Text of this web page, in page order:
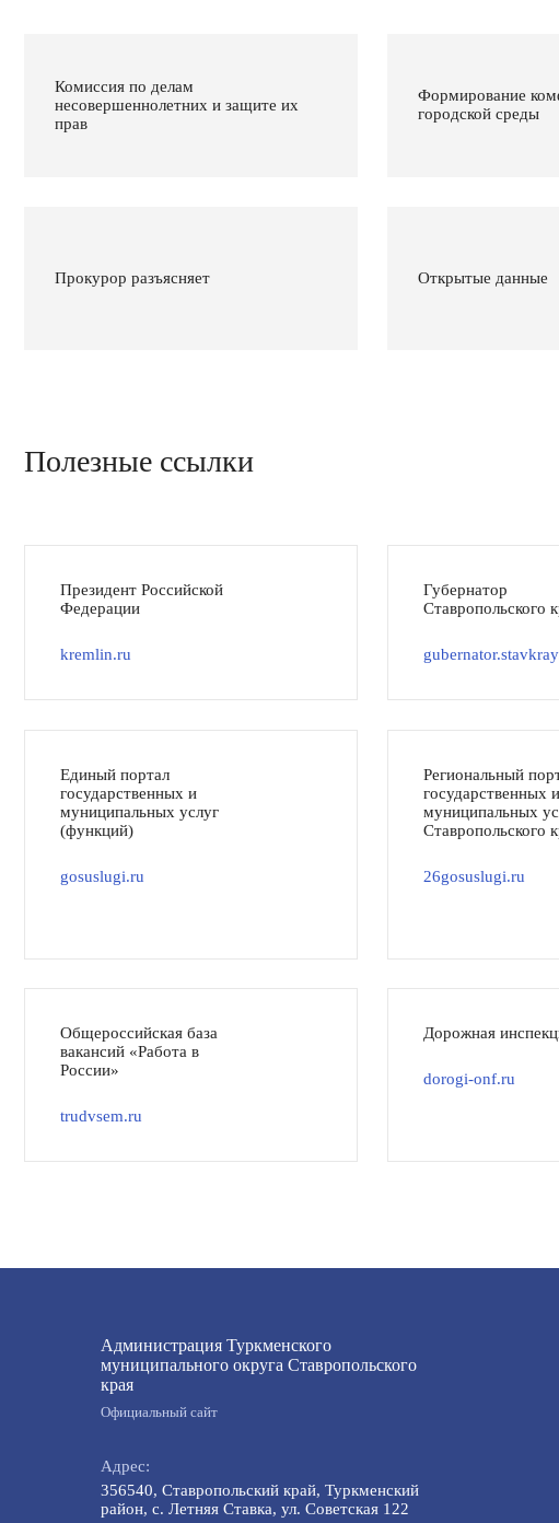
Комиссия по делам
несовершеннолетних и защите их
прав
Формирование
городской среды
Прокурор разъясняет Открытые данные
Полезные ссылки
Президент Российской
Федерации
kremlin.ru
Губернатор
Ставропольского
Единый портал
государственных и
муниципальных услуг
(функций)
gosuslugi.ru
Региональный
государственных и
муниципальных
Ставропольского
26gosuslugi.ru
Общероссийская база
вакансий «Работа в
России»
trudvsem.ru
Дорожная
dorogi-onf.ru
Администрация Туркменского
муниципального округа Ставропольского
края
Официальный сайт
Адрес:
356540, Ставропольский край, Туркменский
район, с. Летняя Ставка, ул. Советская 122